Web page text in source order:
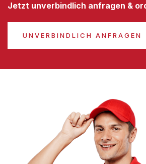
Jetzt unverbindlich anfragen &
UNVERBINDLICH ANFRAGEN